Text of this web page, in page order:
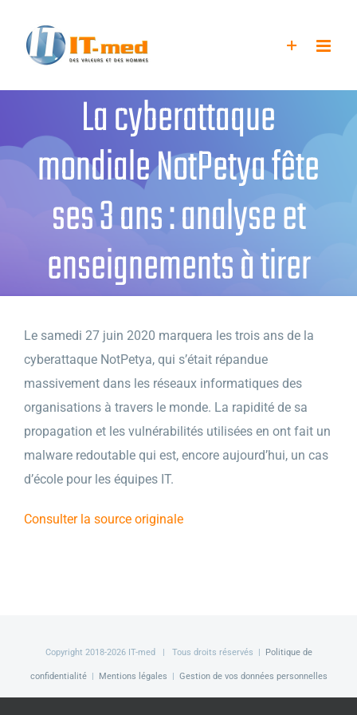
contenu
La cyberattaque
mondiale NotPetya fête
ses 3 ans : analyse et
enseignements à tirer
Le samedi 27 juin 2020 marquera les trois ans de la
cyberattaque NotPetya, qui s’était répandue
massivement dans les réseaux informatiques des
organisations à travers le monde. La rapidité de sa
propagation et les vulnérabilités utilisées en ont fait un
malware redoutable qui est, encore aujourd’hui, un cas
d’école pour les équipes IT.
Consulter la source originale
Copyright 2018-2026 IT-med | Tous droits réservés | Politique de
confidentialité| Mentions légales | Gestion de vos données personnelles